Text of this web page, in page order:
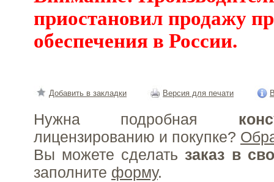
приостановил продажу
обеспечения в России.
Добавить в закладки Версия для печати
Нужна подробная
лицензированию и покупке?
Вы можете сделать заказ в
заполните форму.